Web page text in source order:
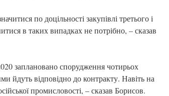
по доцільності закупівлі третього і
в таких випадках не потрібно, – сказав
заплановано спорудження чотирьох
йдуть відповідно до контракту. Навіть на
промисловості, – сказав Борисов.